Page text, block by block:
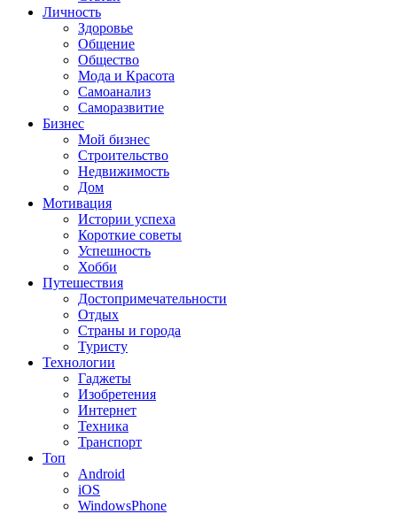
Личность
Здоровье
Общение
Общество
Мода и Красота
Самоанализ
Саморазвитие
Бизнес
Мой бизнес
Строительство
Недвижимость
Дом
Мотивация
Истории успеха
Короткие советы
Успешность
Хобби
Путешествия
Достопримечательности
Отдых
Страны и города
Туристу
Технологии
Гаджеты
Изобретения
Интернет
Техника
Транспорт
Топ
Android
iOS
WindowsPhone